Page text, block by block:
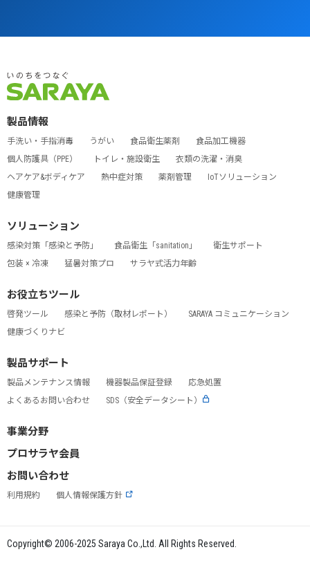
製品情報
手洗い・手指消毒 うがい 食品衛生薬剤
食品加工機器
個人防護具（PPE）
トイレ・施設衛生
衣類の洗濯・消臭
ヘアケア&ボディケア
熱中症対策 薬剤管理
IoTソリューション
健康管理
ソリューション
感染対策「感染と予防」 食品衛生「sanitation」
衛生サポート
包装 × 冷凍
猛暑対策プロ サラヤ式活力年齢
お役立ちツール
啓発ツール 感染と予防（取材レポート）
SARAYA コミュニケーション
健康づくりナビ
製品サポート
製品メンテナンス情報 機器製品保証登録
応急処置
よくあるお問い合わせ
SDS（安全データシート）
事業分野
プロサラヤ会員
お問い合わせ
利用規約 個人情報保護方針
Copyright© 2006-2025 Saraya Co.,Ltd. All Rights Reserved.